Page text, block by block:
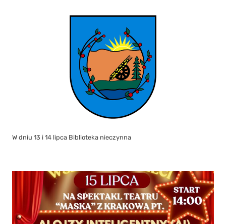
W dniu 13 i 14 lipca Biblioteka nieczynna